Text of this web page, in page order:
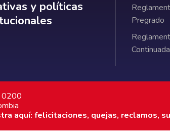
y políticas
y políticas
Pregrado
Continuada
0200
aquí: felicitaciones, quejas, reclamos,